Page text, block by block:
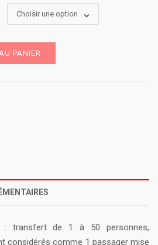
230,00€
Choisir une option
PANIER
: transfert de 1 à 50 personnes,
considérés comme 1 passager mise